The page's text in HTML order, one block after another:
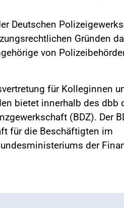
Deutschen
Gründen
von
für Kolleginnen
bietet innerhalb des dbb
(BDZ). Der
für die Beschäftigten im
der